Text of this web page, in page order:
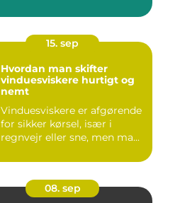
15. sep
Hvordan man skifter
vinduesviskere hurtigt og
nemt
Vinduesviskere er afgørende
for sikker kørsel, især i
regnvejr eller sne, men ma...
08. sep